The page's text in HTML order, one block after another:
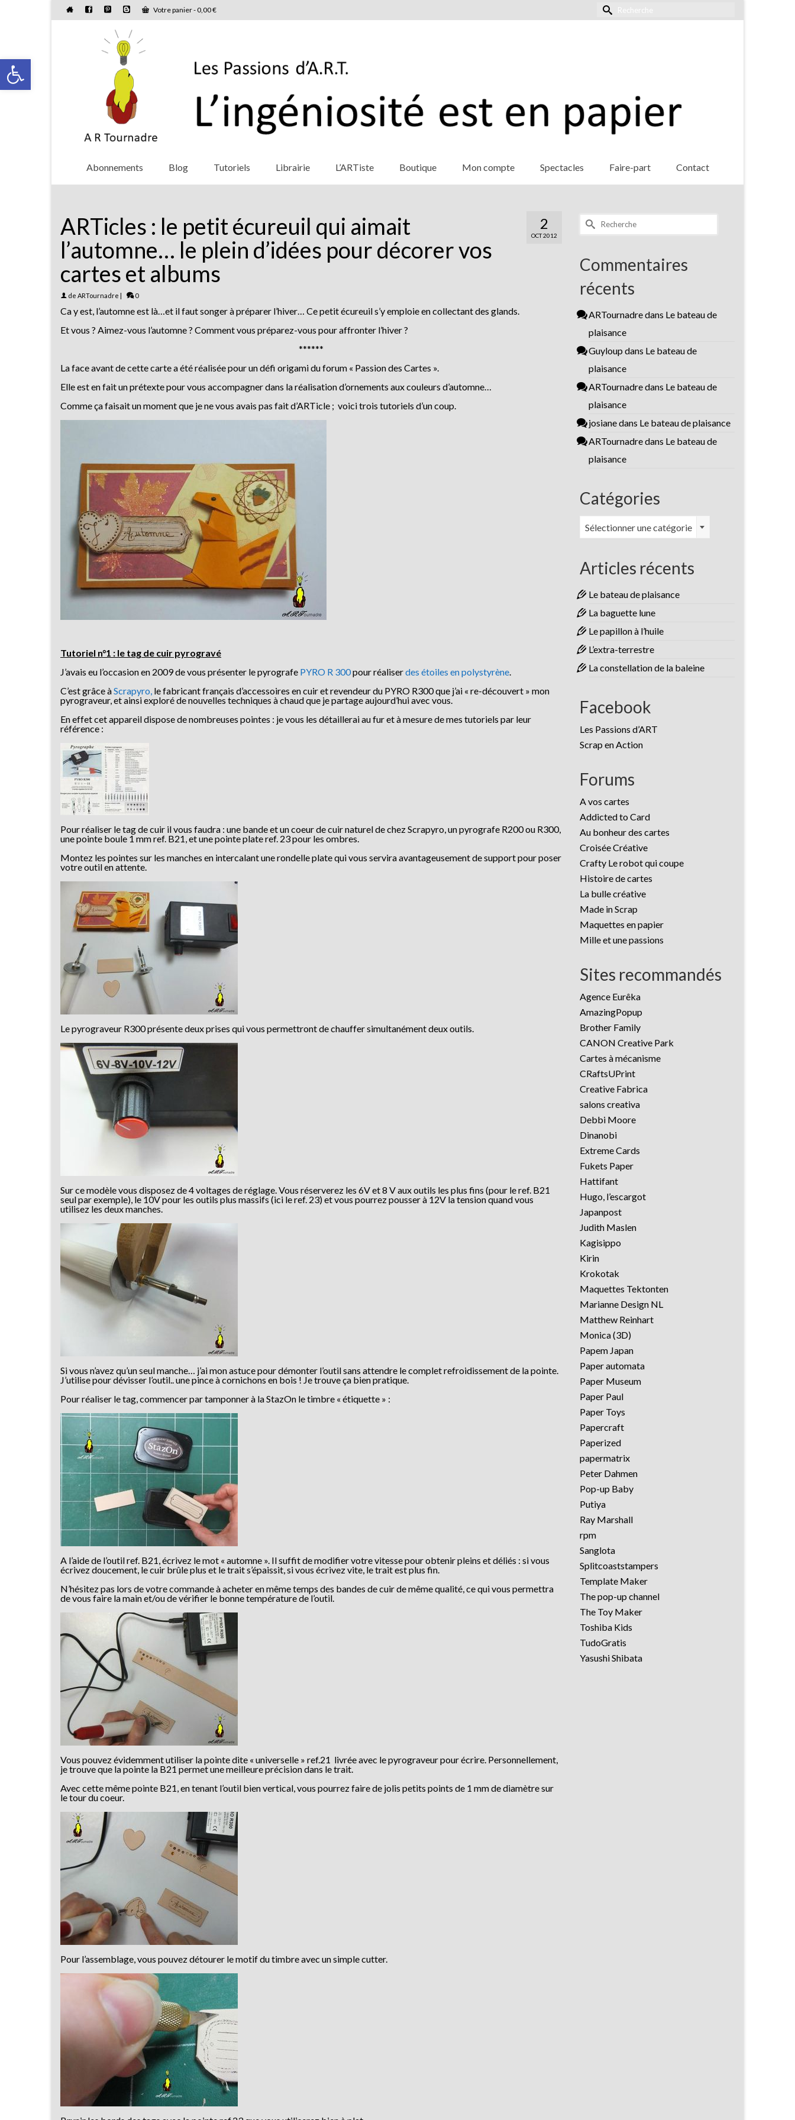
Ouvrir la barre d’outils
Votre panier-0,00€ Rechercher :
Abonnements Blog Tutoriels Librairie L’ARTiste Boutique Mon compte Spectacles Faire-part Contact
2
OCT 2012
ARTicles : le petit écureuil qui aimait
l’automne… le plein d’idées pour décorer vos
cartes et albums
de ARTournadre | 0
Ca y est, l’automne est là…et il faut songer à préparer l’hiver… Ce petit écureuil s’y emploie en collectant des glands.
Et vous ? Aimez-vous l’automne ? Comment vous préparez-vous pour affronter l’hiver ?
******
La face avant de cette carte a été réalisée pour un défi origami du forum « Passion des Cartes ».
Elle est en fait un prétexte pour vous accompagner dans la réalisation d’ornements aux couleurs d’automne…
Comme ça faisait un moment que je ne vous avais pas fait d’ARTicle ; voici trois tutoriels d’un coup.
Tutoriel n°1 : le tag de cuir pyrogravé
J’avais eu l’occasion en 2009 de vous présenter le pyrografe PYRO R 300pour réaliserdes étoiles en polystyrène
C’est grâce àScrapyro, le fabricant français d’accessoires en cuir et revendeur du PYRO R300 que j’ai « re-découvert » mon
pyrograveur, et ainsi exploré de nouvelles techniques à chaud que je partage aujourd’hui avec vous.
En effet cet appareil dispose de nombreuses pointes : je vous les détaillerai au fur et à mesure de mes tutoriels par leur
référence :
Pour réaliser le tag de cuir il vous faudra : une bande et un coeur de cuir naturel de chez Scrapyro, un pyrografe R200 ou R300,
une pointe boule 1 mm ref. B21, et une pointe plate ref. 23 pour les ombres.
Montez les pointes sur les manches en intercalant une rondelle plate qui vous servira avantageusement de support pour poser
votre outil en attente.
Le pyrograveur R300 présente deux prises qui vous permettront de chauffer simultanément deux outils.
Sur ce modèle vous disposez de 4 voltages de réglage. Vous réserverez les 6V et 8 V aux outils les plus fins (pour le ref. B21
seul par exemple), le 10V pour les outils plus massifs (ici le ref. 23) et vous pourrez pousser à 12V la tension quand vous
utilisez les deux manches.
Si vous n’avez qu’un seul manche… j’ai mon astuce pour démonter l’outil sans attendre le complet refroidissement de la pointe.
J’utilise pour dévisser l’outil.. une pince à cornichons en bois ! Je trouve ça bien pratique.
Pour réaliser le tag, commencer par tamponner à la StazOn le timbre « étiquette » :
A l’aide de l’outil ref. B21, écrivez le mot « automne ». Il suffit de modifier votre vitesse pour obtenir pleins et déliés : si vous
écrivez doucement, le cuir brûle plus et le trait s’épaissit, si vous écrivez vite, le trait est plus fin.
N’hésitez pas lors de votre commande à acheter en même temps des bandes de cuir de même qualité, ce qui vous permettra
de vous faire la main et/ou de vérifier le bonne température de l’outil.
Vous pouvez évidemment utiliser la pointe dite « universelle » ref.21 livrée avec le pyrograveur pour écrire. Personnellement,
je trouve que la pointe la B21 permet une meilleure précision dans le trait.
Avec cette même pointe B21, en tenant l’outil bien vertical, vous pourrez faire de jolis petits points de 1 mm de diamètre sur
le tour du coeur.
Pour l’assemblage, vous pouvez détourer le motif du timbre avec un simple cutter.
Rechercher :
Commentaires
récents
ARTournadredans Le bateau de
plaisance
Guyloup dans Le bateau de
plaisance
ARTournadredans Le bateau de
plaisance
josianedans Le bateau de plaisance
ARTournadredans Le bateau de
plaisance
Catégories
Catégories
Sélectionner une catégorie
Articles récents
Le bateau de plaisance
La baguette lune
Le papillon à l’huile
L’extra-terrestre
La constellation de la baleine
Facebook
Les Passions d’ART
Scrap en Action
Forums
A vos cartes
Addicted to Card
Au bonheur des cartes
Croisée Créative
Crafty Le robot qui coupe
Histoire de cartes
La bulle créative
Made in Scrap
Maquettes en papier
Mille et une passions
Sites recommandés
Agence Eurêka
AmazingPopup
Brother Family
CANON Creative Park
Cartes à mécanisme
CRaftsUPrint
Creative Fabrica
salons creativa
Debbi Moore
Dinanobi
Extreme Cards
Fukets Paper
Hattifant
Hugo, l’escargot
Japanpost
Judith Maslen
Kagisippo
Kirin
Krokotak
Maquettes Tektonten
Marianne Design NL
Matthew Reinhart
Monica (3D)
Papem Japan
Paper automata
Paper Museum
Paper Paul
Paper Toys
Papercraft
Paperized
papermatrix
Peter Dahmen
Pop-up Baby
Putiya
Ray Marshall
rpm
Sanglota
Splitcoaststampers
Template Maker
The pop-up channel
The Toy Maker
Toshiba Kids
TudoGratis
Yasushi Shibata